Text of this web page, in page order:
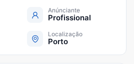
Anúnciante
Profissional
Localização
Porto